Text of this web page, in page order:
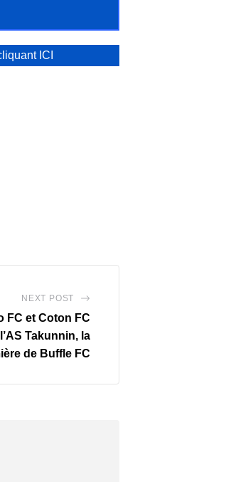
ICI
NEXT POST
FC et Coton FC
Takunnin, la
de Buffle FC